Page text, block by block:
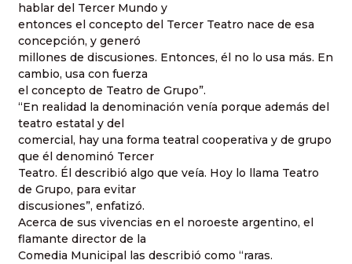
hablar del Tercer Mundo y
entonces el concepto del Tercer Teatro nace de esa
concepción, y generó
millones de discusiones. Entonces, él no lo usa más. En
cambio, usa con fuerza
el concepto de Teatro de Grupo”.
“En realidad la denominación venía porque además del
teatro estatal y del
comercial, hay una forma teatral cooperativa y de grupo
que él denominó Tercer
Teatro. Él describió algo que veía. Hoy lo llama Teatro
de Grupo, para evitar
discusiones”, enfatizó.
Acerca de sus vivencias en el noroeste argentino, el
flamante director de la
Comedia Municipal las describió como “raras.